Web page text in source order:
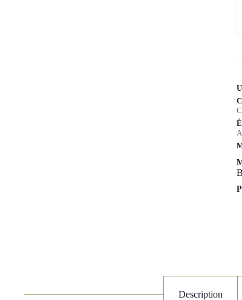
Description